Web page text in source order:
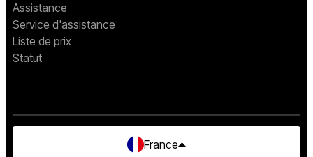
Assistance
Service d'assistance
Liste de prix
Statut
France